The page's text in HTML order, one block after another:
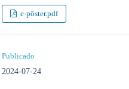
e-pôster.pdf
Publicado
2024-07-24